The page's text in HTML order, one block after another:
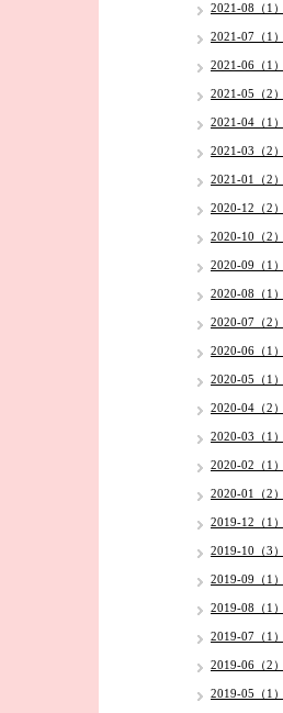
2021-08（1）
2021-07（1）
2021-06（1）
2021-05（2）
2021-04（1）
2021-03（2）
2021-01（2）
2020-12（2）
2020-10（2）
2020-09（1）
2020-08（1）
2020-07（2）
2020-06（1）
2020-05（1）
2020-04（2）
2020-03（1）
2020-02（1）
2020-01（2）
2019-12（1）
2019-10（3）
2019-09（1）
2019-08（1）
2019-07（1）
2019-06（2）
2019-05（1）